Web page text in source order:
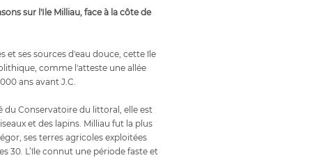
sur l'Ile Milliau, face à la côte de
et ses sources d'eau douce, cette île
comme l'atteste une allée
ans avant J.C.
Conservatoire du littoral, elle est
et des lapins. Milliau fut la plus
ses terres agricoles exploitées
30. L’île connut une période faste et